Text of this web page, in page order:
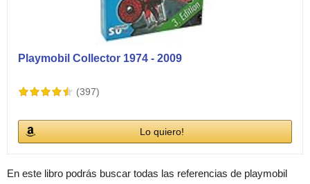
Playmobil Collector 1974 - 2009
(397)
Lo quiero!
En este libro podrás buscar todas las referencias de playmobil